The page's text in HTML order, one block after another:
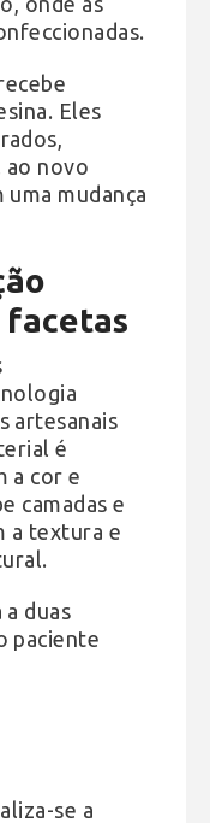
Eles
ao novo
mudança
artesanais
é
a cor e
camadas e
a textura e
a duas
paciente
se a